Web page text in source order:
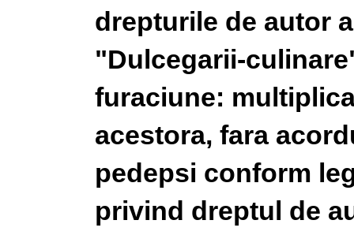
drepturile de autor
"Dulcegarii-
furaciune:
acestora, fara
pedepsi conform
privind dreptul de